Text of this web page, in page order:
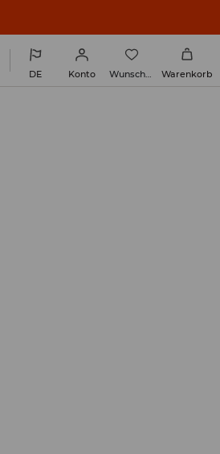
DE Konto Wunschliste Warenkorb